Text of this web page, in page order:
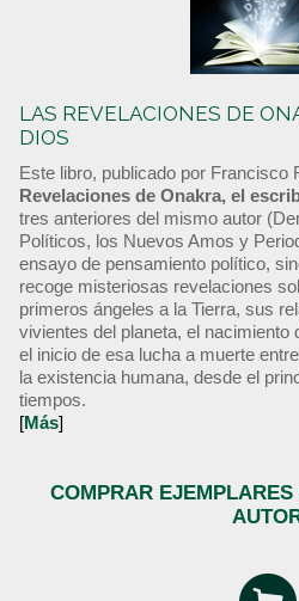
LAS REVELACIONES DE
DIOS
Este libro, publicado por Francisco
Revelaciones de Onakra, el
tres anteriores del mismo autor
Políticos, los Nuevos Amos y
ensayo de pensamiento político,
recoge misteriosas revelaciones
primeros ángeles a la Tierra, sus
vivientes del planeta, el nacimiento
el inicio de esa lucha a muerte
la existencia humana, desde el
tiempos.
[Más]
COMPRAR